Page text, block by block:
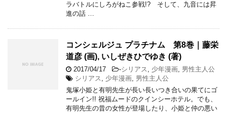
ラバトルにしろがねこ参戦!? そして、九音には昇
進の話 …
コンシェルジュ プラチナム 第8巻｜藤栄
道彦 (画), いしぜきひでゆき (著)
2017/04/17 -シリアス , 少年漫画, 男性主人公
シリアス , 少年漫画, 男性主人公
鬼塚小姫と有明先生が長い長いつき合いの果てにゴ
ールイン!! 祝福ムードのクインシーホテル。でも、
有明先生の昔の女性が登場したり、小姫と仲の悪い